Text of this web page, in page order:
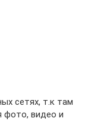
сетях, т.к там
фото, видео и